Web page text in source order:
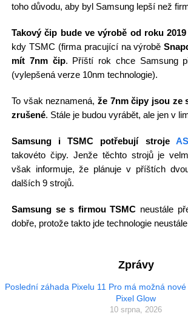
toho důvodu, aby byl Samsung lepší než
Takový čip bude ve výrobě od roku 2019
kdy TSMC (firma pracující na výrobě
mít 7nm čip. Příští rok chce Samsung
(vylepšená verze 10nm technologie).
To však neznamená, že 7nm čipy jsou ze
zrušené. Stále je budou vyrábět, ale jen v
Samsung i TSMC potřebují stroje
takovéto čipy. Jenže těchto strojů je
však informuje, že plánuje v příštích
dalších 9 strojů.
Samsung se s firmou TSMC neustále
dobře, protože takto jde technologie
Zprávy
Poslední záhada Pixelu 11 Pro má možná
Pixel Glow
10 srpna, 2026